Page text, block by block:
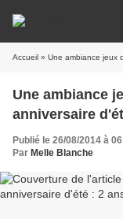
Accueil » Une ambiance jeux
Une ambiance
anniversaire
Publié le 26/08/2014 à
Par Melle Blanche